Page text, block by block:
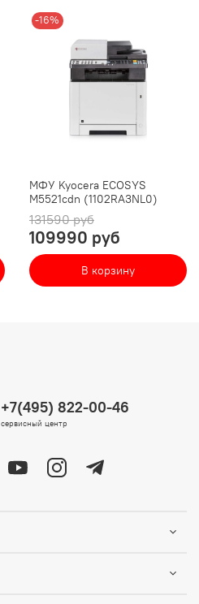
-16%
МФУ Kyocera ECOSYS
M5521cdn (1102RA3NL0)
131590 руб
109990 руб
В корзину
+7(495) 822-00-46
сервисный центр